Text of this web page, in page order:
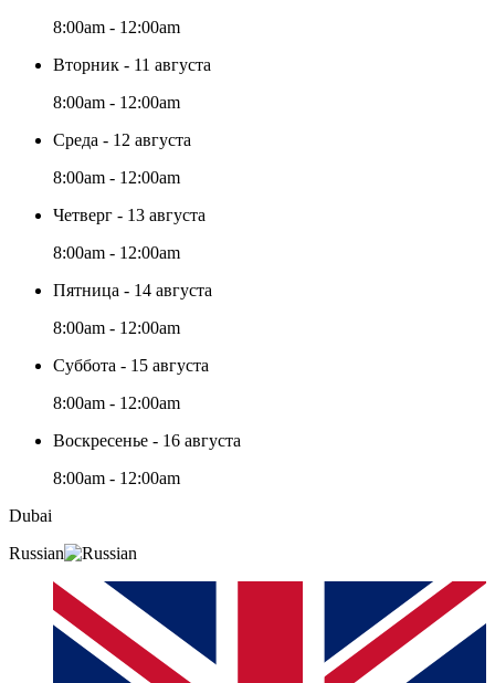
8:00am - 12:00am
Вторник - 11 августа
8:00am - 12:00am
Среда - 12 августа
8:00am - 12:00am
Четверг - 13 августа
8:00am - 12:00am
Пятница - 14 августа
8:00am - 12:00am
Суббота - 15 августа
8:00am - 12:00am
Воскресенье - 16 августа
8:00am - 12:00am
Dubai
Russian